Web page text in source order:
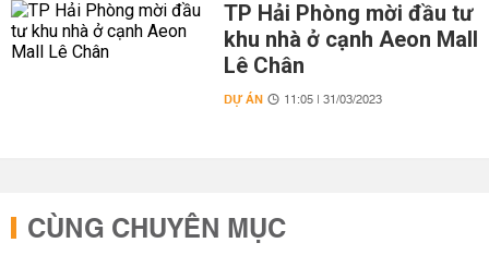
TP Hải Phòng mời đầu tư
khu nhà ở cạnh Aeon Mall
Lê Chân
DỰ ÁN 11:05 | 31/03/2023
CÙNG CHUYÊN MỤC